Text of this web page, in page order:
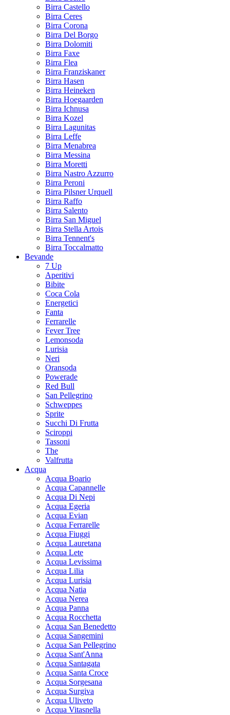
Birra Castello
Birra Ceres
Birra Corona
Birra Del Borgo
Birra Dolomiti
Birra Faxe
Birra Flea
Birra Franziskaner
Birra Hasen
Birra Heineken
Birra Hoegaarden
Birra Ichnusa
Birra Kozel
Birra Lagunitas
Birra Leffe
Birra Menabrea
Birra Messina
Birra Moretti
Birra Nastro Azzurro
Birra Peroni
Birra Pilsner Urquell
Birra Raffo
Birra Salento
Birra San Miguel
Birra Stella Artois
Birra Tennent's
Birra Toccalmatto
Bevande
7 Up
Aperitivi
Bibite
Coca Cola
Energetici
Fanta
Ferrarelle
Fever Tree
Lemonsoda
Lurisia
Neri
Oransoda
Powerade
Red Bull
San Pellegrino
Schweppes
Sprite
Succhi Di Frutta
Sciroppi
Tassoni
The
Valfrutta
Acqua
Acqua Boario
Acqua Capannelle
Acqua Di Nepi
Acqua Egeria
Acqua Evian
Acqua Ferrarelle
Acqua Fiuggi
Acqua Lauretana
Acqua Lete
Acqua Levissima
Acqua Lilia
Acqua Lurisia
Acqua Natia
Acqua Nerea
Acqua Panna
Acqua Rocchetta
Acqua San Benedetto
Acqua Sangemini
Acqua San Pellegrino
Acqua Sant'Anna
Acqua Santagata
Acqua Santa Croce
Acqua Sorgesana
Acqua Surgiva
Acqua Uliveto
Acqua Vitasnella